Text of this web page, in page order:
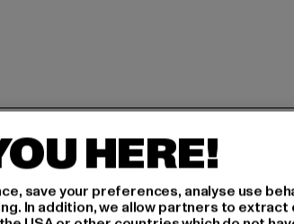
HERE!
save your preferences, analyse use
In addition, we allow partners to extract